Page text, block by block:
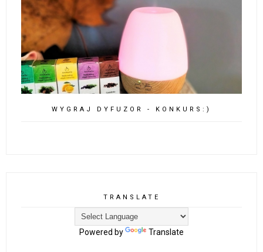
WYGRAJ DYFUZOR - KONKURS:)
TRANSLATE
Powered by Translate